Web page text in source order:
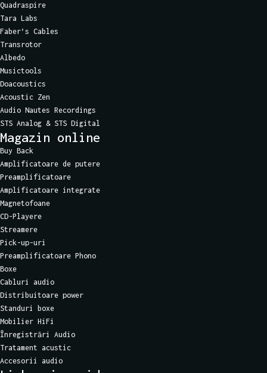
Quadraspire
Tara Labs
Faber’s Cables
Transrotor
Albedo
Musictools
Doacoustics
Acoustic Zen
Audio Nautes Recordings
STS Analog & STS Digital
Magazin online
Buy Back
Amplificatoare de putere
Preamplificatoare
Amplificatoare integrate
Magnetofoane
CD-Playere
Streamere
Pick-up-uri
Preamplificatoare Phono
Boxe
Cabluri audio
Distribuitoare power
Standuri boxe
Mobilier HiFi
Înregistrări Audio
Tratament acustic
Accesorii audio